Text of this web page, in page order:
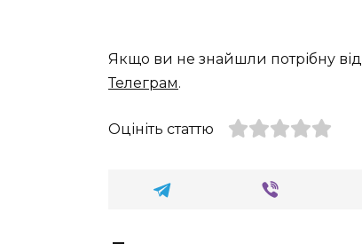
Якщо ви не знайшли потрібну
Телеграм.
Оцініть статтю